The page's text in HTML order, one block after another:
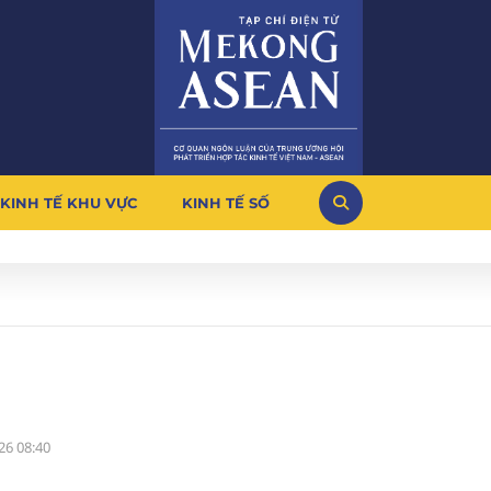
KINH TẾ KHU VỰC KINH TẾ SỐ
08:40